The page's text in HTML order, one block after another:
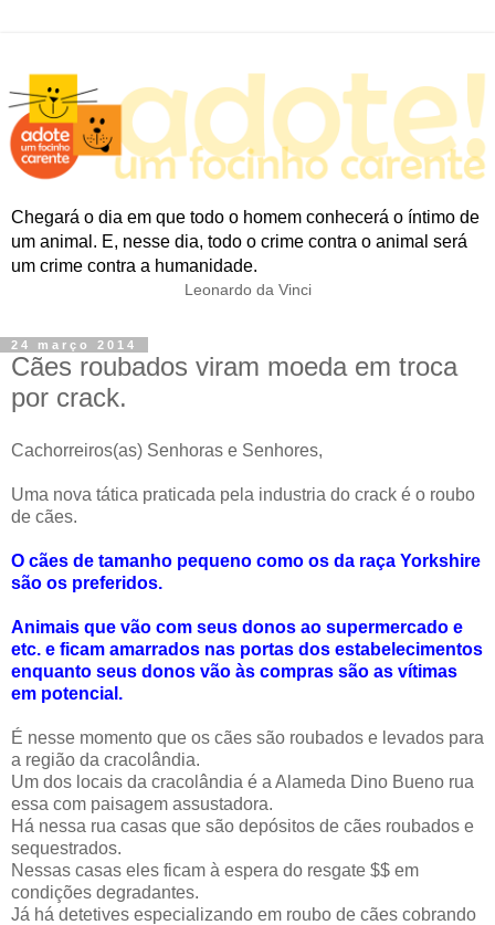
Chegará o dia em que todo o homem conhecerá o íntimo de
um animal. E, nesse dia, todo o crime contra o animal será
um crime contra a humanidade.
Leonardo da Vinci
24 março 2014
Cães roubados viram moeda em troca
por crack.
Cachorreiros(as) Senhoras e Senhores,
Uma nova tática praticada pela industria do crack é o roubo
de cães.
O cães de tamanho pequeno como os da raça Yorkshire
são os preferidos.
Animais que vão com seus donos ao supermercado e
etc. e ficam amarrados nas portas dos estabelecimentos
enquanto seus donos vão às compras são as vítimas
em potencial.
É nesse momento que os cães são roubados e levados para
a região da cracolândia.
Um dos locais da cracolândia é a Alameda Dino Bueno rua
essa com paisagem assustadora.
Há nessa rua casas que são depósitos de cães roubados e
sequestrados.
Nessas casas eles ficam à espera do resgate $$ em
condições degradantes.
Já há detetives especializando em roubo de cães cobrando